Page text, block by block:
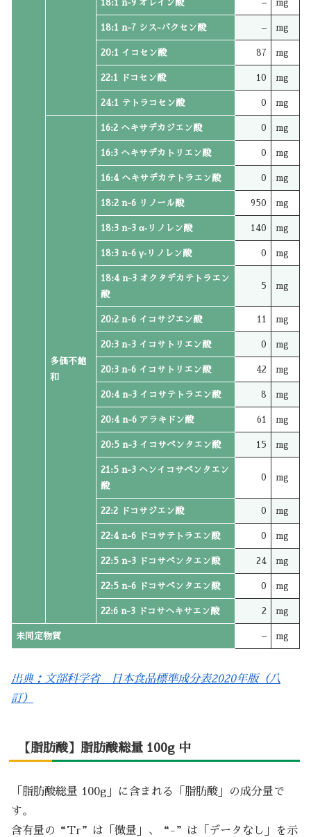
18:1 n-9 オレイン酸 – mg
18:1 n-7 シス-バクセン酸 – mg
20:1 イコセン酸 87 mg
22:1 ドコセン酸 10 mg
24:1 テトラコセン酸 0 mg
多価不飽
和
16:2 ヘキサデカジエン酸 0 mg
16:3 ヘキサデカトリエン酸 0 mg
16:4 ヘキサデカテトラエン酸 0 mg
18:2 n-6 リノール酸 950 mg
18:3 n-3 α‐リノレン酸 140 mg
18:3 n-6 γ‐リノレン酸 0 mg
18:4 n-3 オクタデカテトラエン
酸
5 mg
20:2 n-6 イコサジエン酸 11 mg
20:3 n-3 イコサトリエン酸 0 mg
20:3 n-6 イコサトリエン酸 42 mg
20:4 n-3 イコサテトラエン酸 8 mg
20:4 n-6 アラキドン酸 61 mg
20:5 n-3 イコサペンタエン酸 15 mg
21:5 n-3 ヘンイコサペンタエン
酸
0 mg
22:2 ドコサジエン酸 0 mg
22:4 n-6 ドコサテトラエン酸 0 mg
22:5 n-3 ドコサペンタエン酸 24 mg
22:5 n-6 ドコサペンタエン酸 0 mg
22:6 n-3 ドコサヘキサエン酸 2 mg
未同定物質 – mg
出典：文部科学省 日本食品標準成分表2020年版（八
訂）
【脂肪酸】脂肪酸総量 100g 中
「脂肪酸総量 100g」に含まれる「脂肪酸」の成分量で
す。
含有量の“Tr”は「微量」、“-”は「データなし」を示